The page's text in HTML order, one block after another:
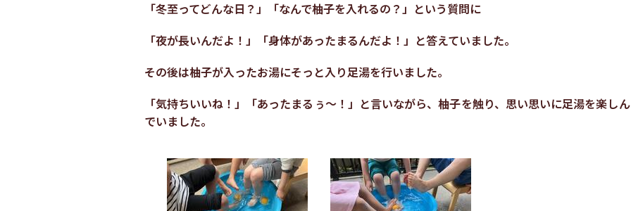
「冬至ってどんな日？」「なんで柚子を入れるの？」という質問に
「夜が長いんだよ！」「身体があったまるんだよ！」と答えていました。
その後は柚子が入ったお湯にそっと入り足湯を行いました。
「気持ちいいね！」「あったまるぅ～！」と言いながら、柚子を触り、思い思いに足湯を楽しん
でいました。